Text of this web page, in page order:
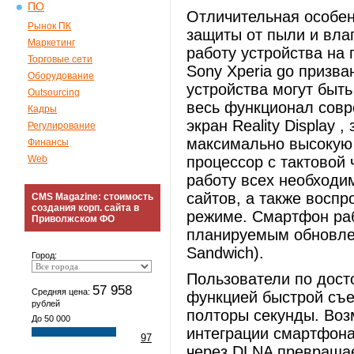
ПО
Рынок ПК
Маркетинг
Торговые сети
Оборудование
Outsourcing
Кадры
Регулирование
Финансы
Web
CMS Magazine: стоимость
создания корп. сайта в
Приволжском ФО
Город:
Средняя цена: 57 958
рублей
До 50 000
97
Отличительная
защиты от пыли и
работу устройства
Sony Xperia go
устройства могут
весь функционал
экран Reality Display
максимально
процессор с тактовой
работу всех
сайтов, а также
режиме. Cмартфон
планируемым
Sandwich).
Пользователи по
функцией быстрой
полторы секунды.
интеграции